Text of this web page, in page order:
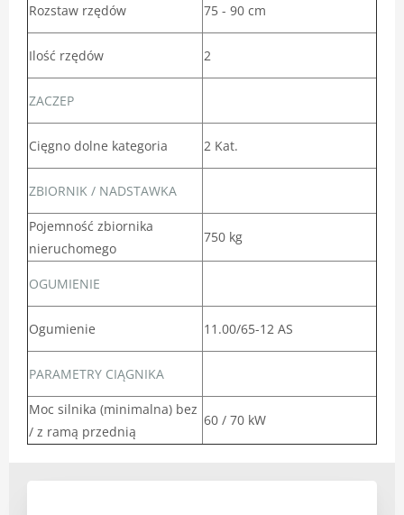
Rozstaw rzędów 75 - 90 cm
Ilość rzędów 2
ZACZEP
Cięgno dolne kategoria 2 Kat.
ZBIORNIK / NADSTAWKA
Pojemność zbiornika
nieruchomego
750 kg
OGUMIENIE
Ogumienie 11.00/65-12 AS
PARAMETRY CIĄGNIKA
Moc silnika (minimalna) bez
/ z ramą przednią
60 / 70 kW